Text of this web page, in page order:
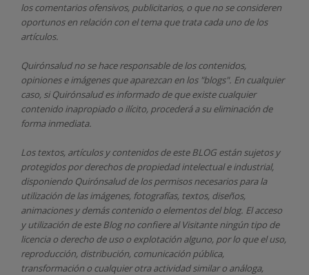
los comentarios ofensivos, publicitarios, o que no se consideren
oportunos en relación con el tema que trata cada uno de los
artículos.
Quirónsaludno se hace responsable de los contenidos,
opiniones e imágenes que aparezcan en los "blogs". En cualquier
caso, si Quirónsaludes informado de que existe cualquier
contenido inapropiado o ilícito, procederá a su eliminación de
forma inmediata.
Los textos, artículos y contenidos de este BLOG están sujetos y
protegidos por derechos de propiedad intelectual e industrial,
disponiendo Quirónsaludde los permisos necesarios para la
utilización de las imágenes, fotografías, textos, diseños,
animaciones y demás contenido o elementos del blog. El acceso
y utilización de este Blog no confiere al Visitante ningún tipo de
licencia o derecho de uso o explotación alguno, por lo que el uso,
reproducción, distribución, comunicación pública,
transformación o cualquier otra actividad similar o análoga,